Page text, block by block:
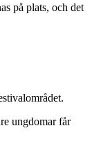
på plats, och det
ungdomar får